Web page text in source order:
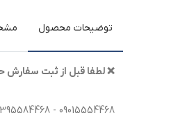
توضیحات محصول
❌ لطفا قبل از ثبت سفارش